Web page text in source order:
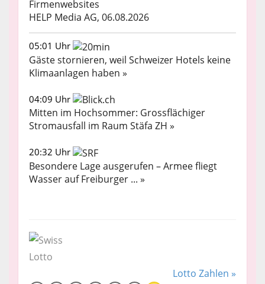
Firmenwebsites
HELP Media AG, 06.08.2026
05:01 Uhr
Gäste stornieren, weil Schweizer Hotels keine
Klimaanlagen haben »
04:09 Uhr
Mitten im Hochsommer: Grossflächiger
Stromausfall im Raum Stäfa ZH »
20:32 Uhr
Besondere Lage ausgerufen – Armee fliegt
Wasser auf Freiburger ... »
Lotto Zahlen »